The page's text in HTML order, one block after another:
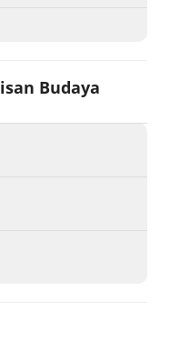
Budaya